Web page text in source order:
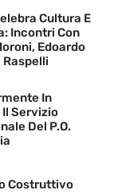
Cultura E
Incontri Con
Edoardo
Raspelli
In
Il Servizio
Del P.O.
Costruttivo